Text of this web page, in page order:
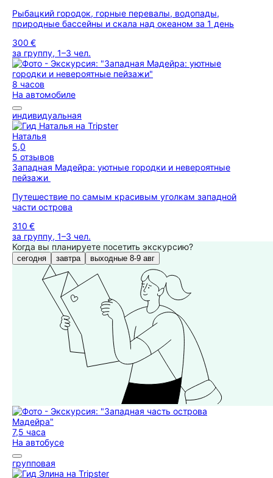
Рыбацкий городок, горные перевалы, водопады,
природные бассейны и скала над океаном за 1 день
300 €
за группу, 1–3 чел.
8 часов
На автомобиле
индивидуальная
Наталья
5,0
5 отзывов
Западная Мадейра: уютные городки и невероятные
пейзажи
Путешествие по самым красивым уголкам западной
части острова
310 €
за группу, 1–3 чел.
Когда вы планируете посетить экскурсию?
сегодня завтра выходные 8-9 авг
7,5 часа
На автобусе
групповая